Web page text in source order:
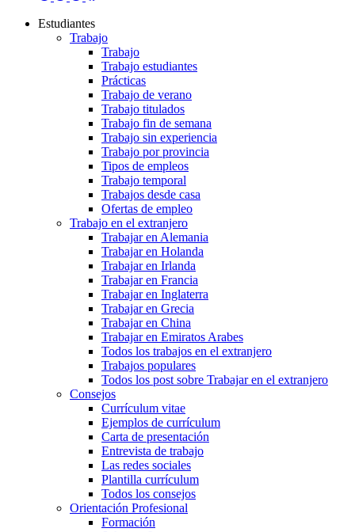
Estudiantes
Trabajo
Trabajo
Trabajo estudiantes
Prácticas
Trabajo de verano
Trabajo titulados
Trabajo fin de semana
Trabajo sin experiencia
Trabajo por provincia
Tipos de empleos
Trabajo temporal
Trabajos desde casa
Ofertas de empleo
Trabajo en el extranjero
Trabajar en Alemania
Trabajar en Holanda
Trabajar en Irlanda
Trabajar en Francia
Trabajar en Inglaterra
Trabajar en Grecia
Trabajar en China
Trabajar en Emiratos Arabes
Todos los trabajos en el extranjero
Trabajos populares
Todos los post sobre Trabajar en el extranjero
Consejos
Currículum vitae
Ejemplos de currículum
Carta de presentación
Entrevista de trabajo
Las redes sociales
Plantilla currículum
Todos los consejos
Orientación Profesional
Formación